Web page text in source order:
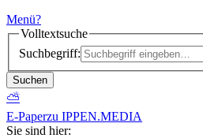
Menü?
Volltextsuche
Suchbegriff:
Suchen
⛅
E-Paperzu IPPEN.MEDIA
Sie sind hier: